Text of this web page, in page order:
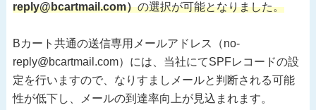
reply@bcartmail.com）の選択が可能となりました。
Bカート共通の送信専用メールアドレス（no-
reply@bcartmail.com）には、当社にてSPFレコードの設
定を行いますので、なりすましメールと判断される可能
性が低下し、メールの到達率向上が見込まれます。